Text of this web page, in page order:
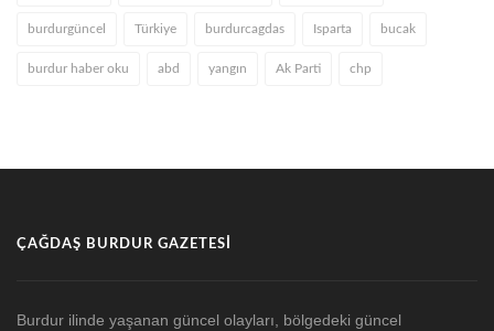
burdurgüncel Türkiye burdurcagdas Isparta bucak
burdur haber oku abd yangın Ak Parti chp
ÇAĞDAŞ BURDUR GAZETESI
Burdur ilinde yaşanan güncel olayları, bölgedeki güncel